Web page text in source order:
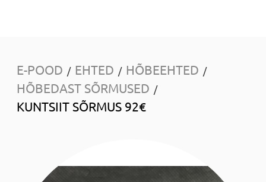
E-POOD / EHTED / HÕBEEHTED /
HÕBEDAST SÕRMUSED /
KUNTSIIT SÕRMUS 92€